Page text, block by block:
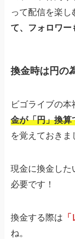
って配信を楽し
て、フォロワー
換金時は円の
ビゴライブの
金が「円」換算
を覚えておきま
現金に換金した
必要です！
換金する際は
ね。